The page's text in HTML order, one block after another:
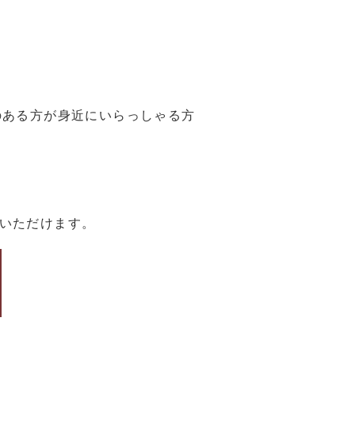
る方が身近にいらっしゃる方
ただけます。